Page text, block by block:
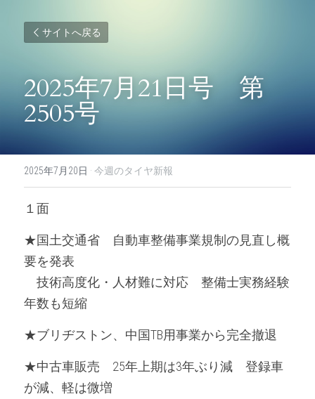
サイトへ戻る
2025年7月21日号　第
2505号
2025年7月20日 · 今週のタイヤ新報
１面
★国土交通省　自動車整備事業規制の見直し概
要を発表
技術高度化・人材難に対応　整備士実務経験
年数も短縮
★ブリヂストン、中国TB用事業から完全撤退
★中古車販売　25年上期は3年ぶり減　登録車
が減、軽は微増